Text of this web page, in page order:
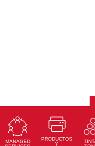
MANAGED
PRODUCTOS
Y
Ricoh Pro C7500
Impresión de quinto color de otro
Conoce Más